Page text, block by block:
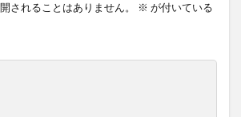
されることはありません。 ※ が付いている